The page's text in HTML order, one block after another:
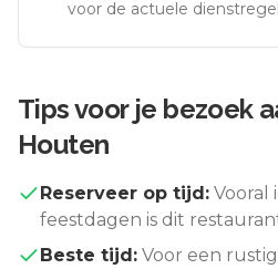
voor de actuele
Tips voor je bezoek
Houten
Reserveer op tijd: Vooral
feestdagen is dit
Beste tijd: Voor een